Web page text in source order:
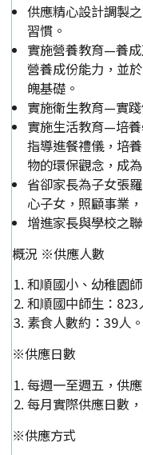
供應精心設計調製
習慣。
實施營養教育—養
營養成份能力，並
魄基礎。
實施衛生教育—實
實施生活教育—培養
指導進餐禮儀，培
物的環保觀念，成
省卻家長為子女張
心子女，照顧事業
增進家長與學校之聯
概況 ※供應人數
和順國小、幼稚園
和順國中師生：823
素食人數約：39人。
※供應日數
每週一至週五，供
每月實際供應日數
※供應方式